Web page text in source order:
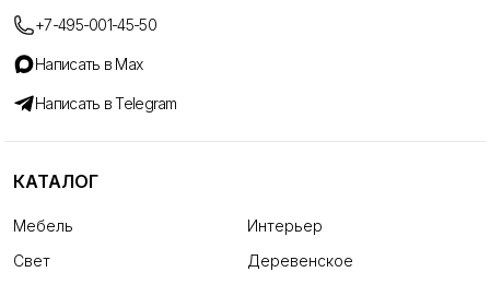
+7-495-001-45-50
Написать в Max
Написать в Telegram
КАТАЛОГ
Мебель
Интерьер
Свет
Деревенское